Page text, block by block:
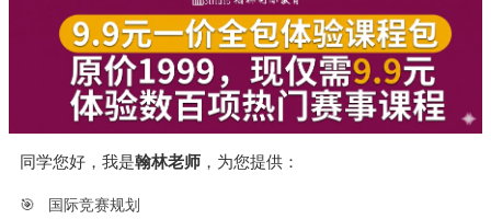
同学您好，我是翰林老师 ，为您提供：
🎯 国际竞赛规划